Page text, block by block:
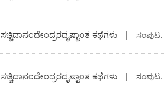
ಸಚ್ಚಿದಾನಂದೇಂದ್ರರದೃಷ್ಟಾಂತ ಕಥೆಗಳು | ಸಂಪುಟ.
ಸಚ್ಚಿದಾನಂದೇಂದ್ರರದೃಷ್ಟಾಂತ ಕಥೆಗಳು | ಸಂಪುಟ.